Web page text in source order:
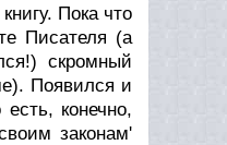
Пока что
Писателя (а
скромный
Появился и
конечно,
законам'